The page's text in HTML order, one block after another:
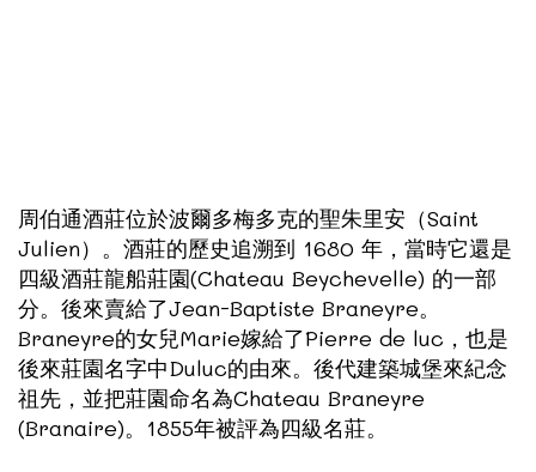
周伯通酒莊位於波爾多梅多克的聖朱里安（Saint
Julien）。酒莊的歷史追溯到 1680 年，當時它還是
四級酒莊龍船莊園(Chateau Beychevelle) 的一部
分。後來賣給了Jean-Baptiste Braneyre。
Braneyre的女兒Marie嫁給了Pierre de luc，也是
後來莊園名字中Duluc的由來。後代建築城堡來紀念
祖先，並把莊園命名為Chateau Braneyre
(Branaire)。1855年被評為四級名莊。